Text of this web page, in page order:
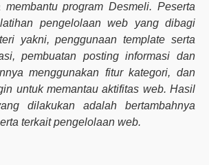
membantu program Desmeli. Peserta
pengelolaan web yang dibagi
yakni, penggunaan template serta
pembuatan posting informasi dan
menggunakan fitur kategori, dan
untuk memantau aktifitas web. Hasil
dilakukan adalah bertambahnya
terkait pengelolaan web.